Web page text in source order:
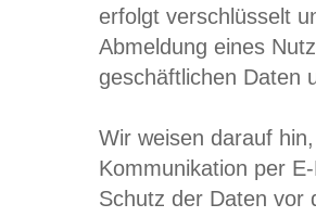
erfolgt verschlüsselt
Abmeldung eines
geschäftlichen Daten
Wir weisen darauf
Kommunikation per
Schutz der Daten vor